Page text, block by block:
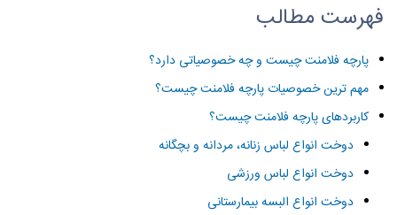
فهرست مطالب
پارچه فلامنت چیست و چه خصوصیاتی دارد؟
مهم ترین خصوصیات پارچه فلامنت چیست؟
کاربردهای پارچه فلامنت چیست؟
دوخت انواع لباس زنانه، مردانه و بچگانه
دوخت انواع لباس ورزشی
دوخت انواع البسه بیمارستانی